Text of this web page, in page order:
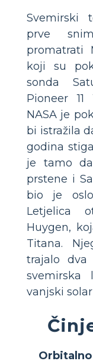
Svemirski
prve
promatrati
koji su
sonda
Pioneer 11
NASA je
bi istražila
godina
je tamo
prstene i
bio je
Letjelica
Huygen,
Titana.
trajalo
vanjski